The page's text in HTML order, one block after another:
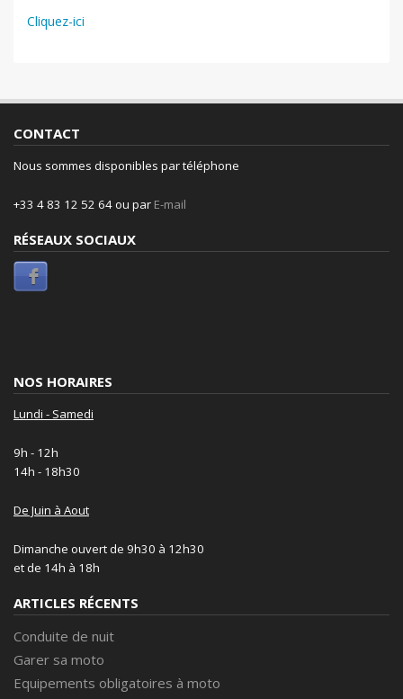
Cliquez-ici
CONTACT
Nous sommes disponibles par téléphone
+33 4 83 12 52 64 ou par E-mail
RÉSEAUX SOCIAUX
NOS HORAIRES
Lundi - Samedi
9h - 12h
14h - 18h30
De Juin à Aout
Dimanche ouvert de 9h30 à 12h30
et de 14h à 18h
ARTICLES RÉCENTS
Conduite de nuit
Garer sa moto
Equipements obligatoires à moto